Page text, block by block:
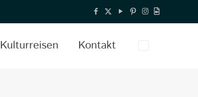
Kulturreisen Kontakt